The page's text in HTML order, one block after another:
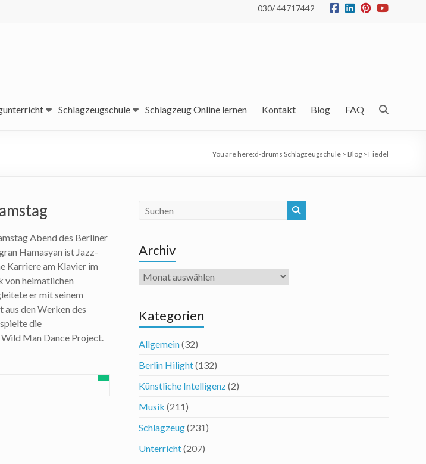
030/ 44717442
Schlagzeugschule Schlagzeug Online lernen Kontakt Blog FAQ
You are here:d-drums Schlagzeugschule > Blog > Fiedel
Abend des Berliner
Hamasyan ist Jazz-
Karriere am Klavier im
von heimatlichen
er mit seinem
den Werken des
die
Man Dance Project.
Archiv
Archiv
Kategorien
Allgemein(32)
Berlin Hilight(132)
Künstliche Intelligenz(2)
Musik (211)
Schlagzeug(231)
Unterricht(207)